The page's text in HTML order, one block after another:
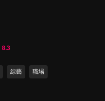
8.3
綜藝 職場